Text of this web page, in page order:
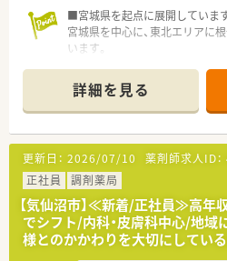
■宮城県を起点に展開していま
宮城県を中心に、東北エリアに
います。
です。
調剤薬局の運営にとどまらず、
り、会社としての安定感もござ
■地域社会に根差した調剤薬局
このモットーを掲げ、より多く
やせるよう、服薬指導・在宅医療
そのため、最新機器の導入を積
ろん、業務効率化を図っておりま
■薬局紹介■
詳細を見る
更新日： 2026/07/10 薬剤師求人ID：
正社員
調剤薬局
【気仙沼市】≪新着/正社員≫高年
でシフト/内科・皮膚科中心/地
様とのかかわりを大切にしている